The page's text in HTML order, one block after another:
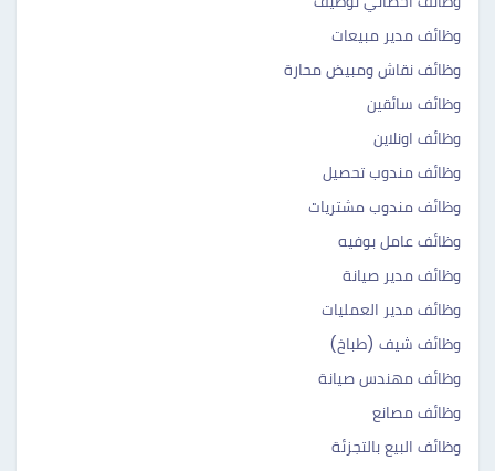
وظائف مدير مبيعات
وظائف نقاش ومبيض محارة
وظائف سائقين
وظائف اونلاين
وظائف مندوب تحصيل
وظائف مندوب مشتريات
وظائف عامل بوفيه
وظائف مدير صيانة
وظائف مدير العمليات
وظائف شيف (طباخ)
وظائف مهندس صيانة
وظائف مصانع
وظائف البيع بالتجزئة